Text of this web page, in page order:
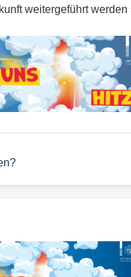
weitergeführt werden